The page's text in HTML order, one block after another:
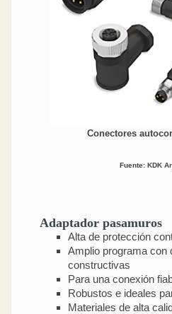
Conectores
Fuente: KDK
Adaptador pasamuros
Alta de protección
Amplio programa con
constructivas
Para una conexión
Robustos e ideales
Materiales de alta